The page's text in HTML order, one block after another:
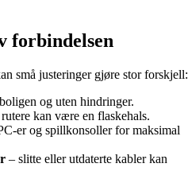
forbindelsen
små justeringer gjøre stor forskjell:
og uten hindringer.
kan være en flaskehals.
er og spillkonsoller for maksimal
– slitte eller utdaterte kabler kan